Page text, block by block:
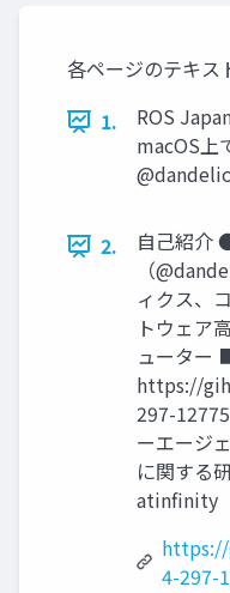
各ページのテキス
1.
ROS
macOS上
2.
自己紹介
（
ィクス、
トウェア
ューター
https://
297-
ーエージ
に関する
atinfinity
4-297-